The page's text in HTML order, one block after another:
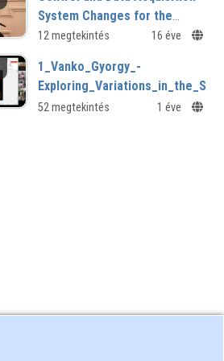
System Changes for the
JETEnhanced Performance
12 megtekintés 16 éve
1_Vanko_Gyorgy_-
52 megtekintés 1 éve